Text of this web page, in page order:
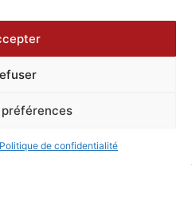
Politique de confidentialité